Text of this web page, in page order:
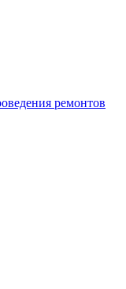
ремонтов